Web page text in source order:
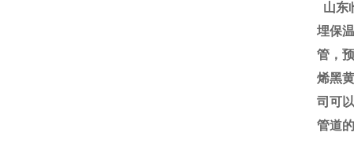
山东
埋保
管，
烯黑
司可
管道